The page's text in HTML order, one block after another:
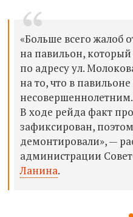
«Больше всего жалоб
на павильон,
по адресу ул.
на то, что в
В ходе рейда факт
зафиксирован,
демонтировали», —
администрации
Ланина.